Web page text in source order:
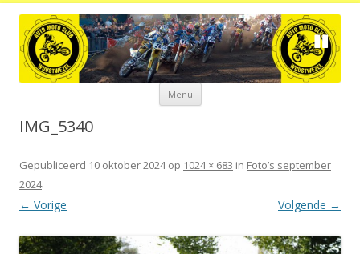
Menu Spring
de
IMG_5340
Gepubliceerd 10 oktober 2024op 1024 × 683 in Foto’s september
2024.
← Vorige Volgende →